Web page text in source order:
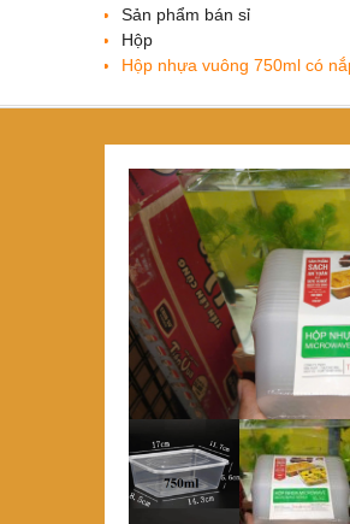
Sản phẩm bán sỉ
Hộp
Hộp nhựa vuông 750ml có